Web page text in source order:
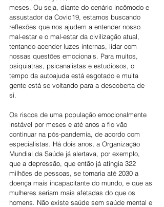
meses. Ou seja, diante do cenário incômodo e
assustador da Covid19, estamos buscando
reflexões que nos ajudem a entender nosso
mal-estar e o mal-estar da civilização atual,
tentando acender luzes internas, lidar com
nossas questões emocionais. Para muitos,
psiquiatras, psicanalistas e estudiosos, o
tempo da autoajuda está esgotado e muita
gente está se voltando para a descoberta de
si.
Os riscos de uma população emocionalmente
instável por meses e até anos a fio vão
continuar na pós-pandemia, de acordo com
especialistas. Há dois anos, a Organização
Mundial da Saúde já alertava, por exemplo,
que a depressão, que então já atingia 322
milhões de pessoas, se tornaria até 2030 a
doença mais incapacitante do mundo, e que as
mulheres seriam mais afetadas do que os
homens. Não existe saúde sem saúde mental e